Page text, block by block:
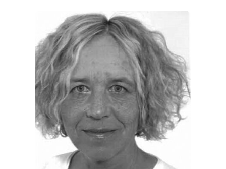
EVENTS
REISEFÜHRER
REISEMAGAZINE
THEMEN